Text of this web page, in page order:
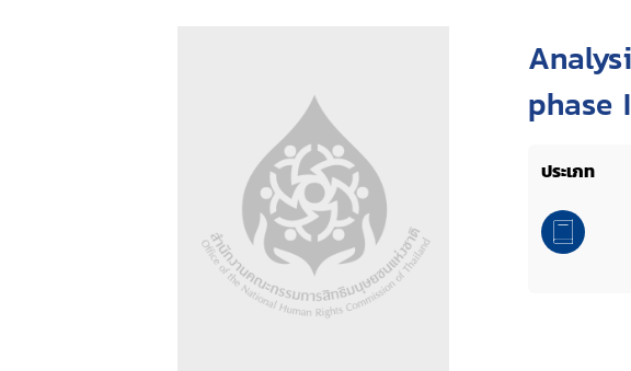
phase
ประเภท